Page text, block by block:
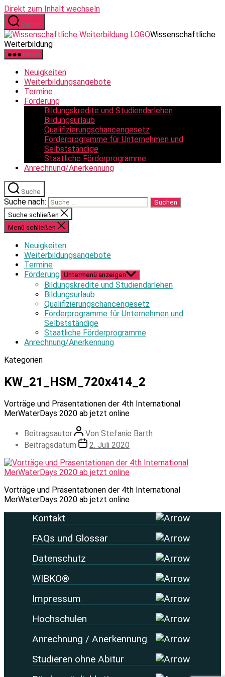
Direkt zum Inhalt wechseln
Suche
Wissenschaftliche
Weiterbildung
Menü
Neuigkeiten
Weiterbildungsangebote
Termine
Förderung
Bildungskredite und Studiendarlehen
Bildungsurlaub
Qualifizierungschancengesetz
Förderprogramme für Unternehmen und
Selbstständige
Staatliche Förderprogramme
Anrechnung/Anerkennung
Suche
Suche nach:
Suche schließen
Menü schließen
Neuigkeiten
Weiterbildungsangebote
Termine
Förderung Untermenü anzeigen
Bildungskredite und Studiendarlehen
Bildungsurlaub
Qualifizierungschancengesetz
Förderprogramme für Unternehmen und
Selbstständige
Staatliche Förderprogramme
Anrechnung/Anerkennung
Kategorien
KW_21_HSM_720x414_2
Vorträge und Präsentationen der 4th International
MerWaterDays 2020 ab jetzt online
Beitragsautor Von Stefanie Barth
Beitragsdatum
2. Juli 2020
Vorträge und Präsentationen der 4th International
MerWaterDays 2020 ab jetzt online
Kontakt
FAQs und Glossar
Datenschutz
WIBKO®
Impressum
Hochschulen
Anrechnung / Anerkennung
Studieren ohne Abitur